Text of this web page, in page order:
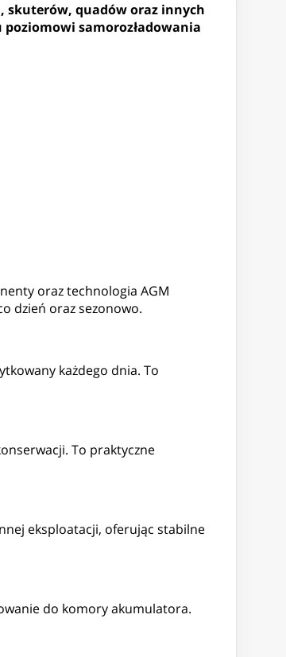
skuterów, quadów oraz innych
samorozładowania
oraz technologia AGM
dzień oraz sezonowo.
każdego dnia. To
To praktyczne
eksploatacji, oferując stabilne
do komory akumulatora.